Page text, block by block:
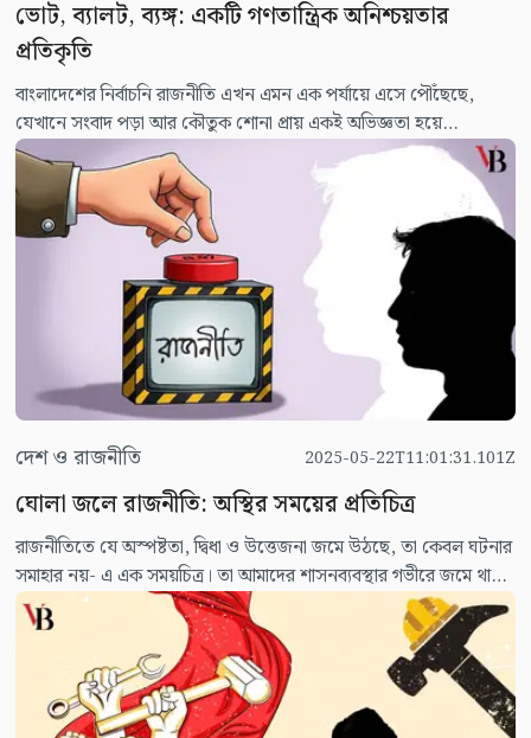
ভোট, ব্যালট, ব্যঙ্গ: একটি গণতান্ত্রিক অনিশ্চয়তার
প্রতিকৃতি
বাংলাদেশের নির্বাচনি রাজনীতি এখন এমন এক পর্যায়ে এসে পৌঁছেছে,
যেখানে সংবাদ পড়া আর কৌতুক শোনা প্রায় একই অভিজ্ঞতা হয়ে
দাঁড়িয়েছে। ত্রয়োদশ সংসদ নির্বাচন কবে হবে? বলা যায় এ নিয়ে 'ট্যাগ অব
ওয়ার' চলছে রাজনৈতিক দল, বিশেষত বিএনপি ও অন্তর্বর্তীকালীন
সরকারের মধ্যে। কেউ বলছেন, এগুলো রাজনৈতিক নাটক। কেউ বলছেন,
এটি গণতন্ত্রের শেষ স্তবক। কিন্তু যেটাই বলা হোক না কেন, আজকের দিনে
দাঁড়িয়ে একজন সাধারণ নাগরিকের মনে যা গভীরভাবে প্রতিধ্বনিত হচ্ছে, তা
হলো: ভোটে কি আদৌ কিছু বদলায়?
দেশ ও রাজনীতি 2025-05-22T11:01:31.101Z
ঘোলা জলে রাজনীতি: অস্থির সময়ের প্রতিচিত্র
রাজনীতিতে যে অস্পষ্টতা, দ্বিধা ও উত্তেজনা জমে উঠছে, তা কেবল ঘটনার
সমাহার নয়- এ এক সময়চিত্র। তা আমাদের শাসনব্যবস্থার গভীরে জমে থাকা
দুর্বলতা, বৈপরীত্য ও অস্থিরতার বহিঃপ্রকাশ। সরকার পরিবর্তনের প্রায় এক
বছর হতে চলছে, অথচ একটি স্পষ্ট রূপরেখা, সময়সীমা, কিংবা
দায়িত্ববোধপূর্ণ রাজনৈতিক ভাষ্য নির্মাণ করতে পারিনি। বরং স্পষ্ট হয়ে উঠছে
অনিশ্চয়তা, দায়িত্বহীনতা ও অস্বচ্ছ চর্চার এক জটিল চিত্র। ঘটনাবলির
পরম্পরা দেখে অনেকে বলছেন, যেন এটি একটি অদৃশ্য পরিকল্পনার অংশ,